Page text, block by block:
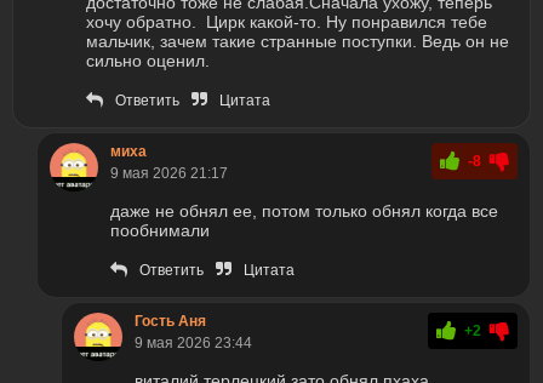
хочу обратно. Цирк какой-то. Ну понравился тебе
мальчик, зачем такие странные поступки. Ведь он не
сильно оценил.
Ответить Цитата
миха
9 мая 2026 21:17
-8
даже не обнял ее, потом только обнял когда все
пообнимали
Ответить Цитата
Гость Аня
9 мая 2026 23:44
+2